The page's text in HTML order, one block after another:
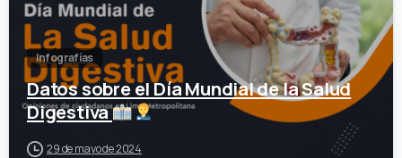
Infografías
Datos sobre el Día Mundial de la Salud
Digestiva
29 de mayo de 2024